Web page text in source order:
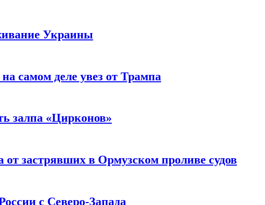
Украины
самом деле увез от Трампа
залпа «Цирконов»
от застрявших в Ормузском проливе судов
с Северо-Запада